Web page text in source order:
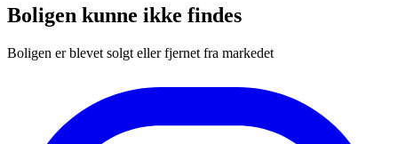
Boligen kunne ikke findes
Boligen er blevet solgt eller fjernet fra markedet